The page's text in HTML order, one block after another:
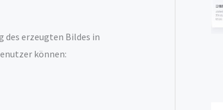
des erzeugten Bildes in
können: